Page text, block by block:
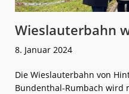
Wieslauterbahn
8. Januar 2024
Die Wieslauterbahn von
Bundenthal-Rumbach wird